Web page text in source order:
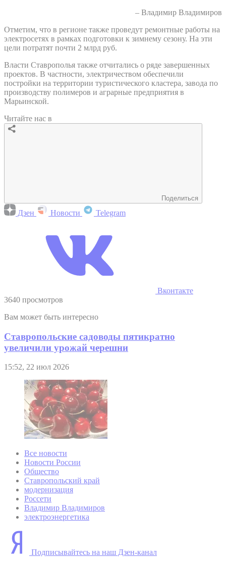
– Владимир Владимиров
Отметим, что в регионе также проведут ремонтные работы на
электросетях в рамках подготовки к зимнему сезону. На эти
цели потратят почти 2 млрд руб.
Власти Ставрополья также отчитались о ряде завершенных
проектов. В частности, электричеством обеспечили
постройки на территории туристического кластера, завода по
производству полимеров и аграрные предприятия в
Марьинской.
Читайте нас в
Поделиться
Дзен Новости Telegram
Вконтакте
3640 просмотров
Вам может быть интересно
Ставропольские садоводы пятикратно
увеличили урожай черешни
15:52, 22 июл 2026
Все новости
Новости России
Общество
Ставропольский край
модернизация
Россети
Владимир Владимиров
электроэнергетика
Подписывайтесь на наш Дзен-канал